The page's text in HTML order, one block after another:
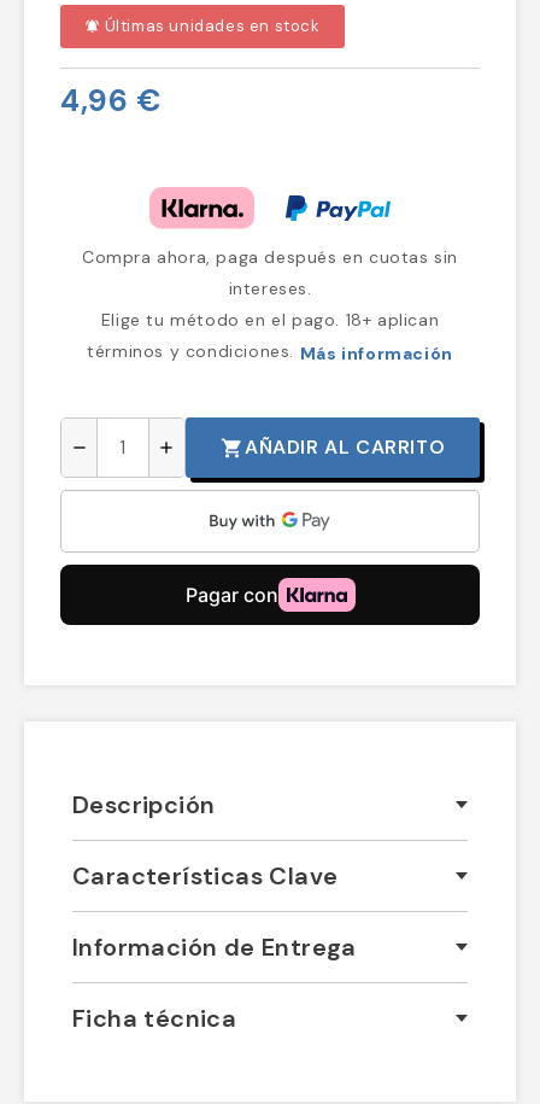
notifications_active Últimas unidades en stock
4,96 €
Compra ahora, paga después en cuotas sin
intereses.
Elige tu método en el pago. 18+ aplican
términos y condiciones. Más información
remove add shopping_cartAÑADIR AL CARRITO
Descripción
Características Clave
Información de Entrega
Ficha técnica